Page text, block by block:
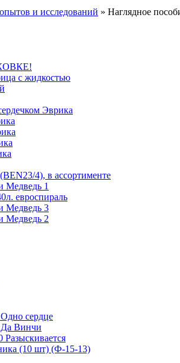
и исследований » Наглядное
с жидкостью
Эврика
4), в ассортименте
Медведь 1
евроспираль
Медведь 3
Медведь 2
сердце
Да Винчи
(10 шт) (Ф-15-13)